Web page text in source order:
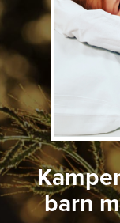
barn